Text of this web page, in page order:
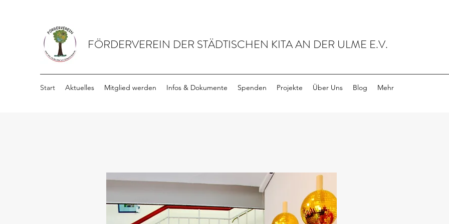
FÖRDERVEREIN DER STÄDTISCHEN KITA AN DER ULME E.V.
Start Aktuelles Mitglied werden Infos & Dokumente Spenden Projekte Über Uns Blog Mehr